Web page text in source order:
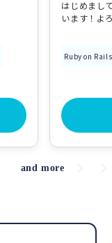
はじめまし
います！よ
Ruby on Rails
and more